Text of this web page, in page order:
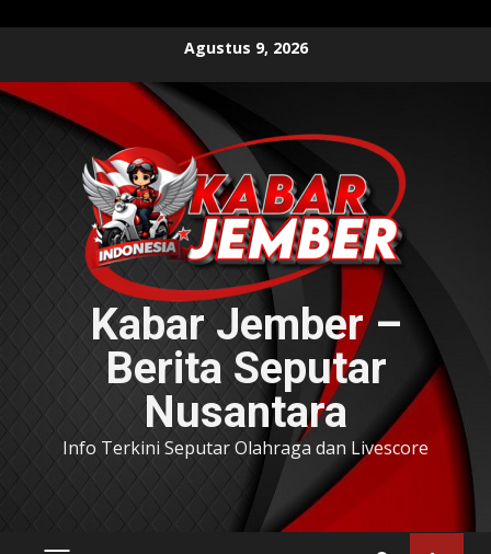
content
Agustus 9, 2026
Kabar Jember –
Berita Seputar
Nusantara
Info Terkini Seputar Olahraga dan Livescore